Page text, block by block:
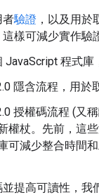
者驗證 ，以及用
樣可減少實作驗
JavaScript 程式庫
隱含流程，用
授權碼流程 (又
權杖。先前，這
可減少整合時間
提高可讀性，我